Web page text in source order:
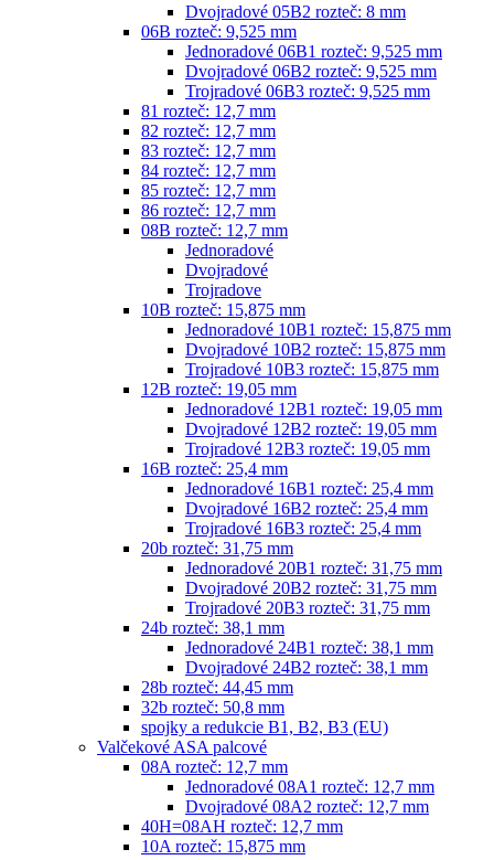
Dvojradové 05B2 rozteč: 8 mm
06B rozteč: 9,525 mm
Jednoradové 06B1 rozteč: 9,525 mm
Dvojradové 06B2 rozteč: 9,525 mm
Trojradové 06B3 rozteč: 9,525 mm
81 rozteč: 12,7 mm
82 rozteč: 12,7 mm
83 rozteč: 12,7 mm
84 rozteč: 12,7 mm
85 rozteč: 12,7 mm
86 rozteč: 12,7 mm
08B rozteč: 12,7 mm
Jednoradové
Dvojradové
Trojradove
10B rozteč: 15,875 mm
Jednoradové 10B1 rozteč: 15,875 mm
Dvojradové 10B2 rozteč: 15,875 mm
Trojradové 10B3 rozteč: 15,875 mm
12B rozteč: 19,05 mm
Jednoradové 12B1 rozteč: 19,05 mm
Dvojradové 12B2 rozteč: 19,05 mm
Trojradové 12B3 rozteč: 19,05 mm
16B rozteč: 25,4 mm
Jednoradové 16B1 rozteč: 25,4 mm
Dvojradové 16B2 rozteč: 25,4 mm
Trojradové 16B3 rozteč: 25,4 mm
20b rozteč: 31,75 mm
Jednoradové 20B1 rozteč: 31,75 mm
Dvojradové 20B2 rozteč: 31,75 mm
Trojradové 20B3 rozteč: 31,75 mm
24b rozteč: 38,1 mm
Jednoradové 24B1 rozteč: 38,1 mm
Dvojradové 24B2 rozteč: 38,1 mm
28b rozteč: 44,45 mm
32b rozteč: 50,8 mm
spojky a redukcie B1, B2, B3 (EU)
Valčekové ASA palcové
08A rozteč: 12,7 mm
Jednoradové 08A1 rozteč: 12,7 mm
Dvojradové 08A2 rozteč: 12,7 mm
40H=08AH rozteč: 12,7 mm
10A rozteč: 15,875 mm